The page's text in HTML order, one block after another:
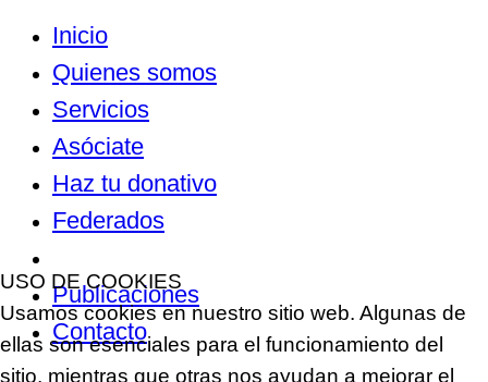
Inicio
Quienes somos
Servicios
Asóciate
Haz tu donativo
Federados
Publicaciones
Contacto
USO DE COOKIES
Usamos cookies en nuestro sitio web. Algunas de
ellas son esenciales para el funcionamiento del
sitio, mientras que otras nos ayudan a mejorar el